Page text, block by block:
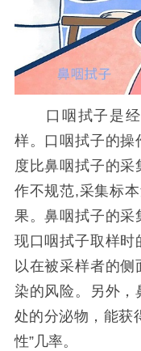
口咽拭子是经
样。口咽拭子的操
度比鼻咽拭子的
作不规范,采集标
果。鼻咽拭子的采
现口咽拭子取样时
以在被采样者的
染的风险。另外，
处的分泌物，能获
性”几率。